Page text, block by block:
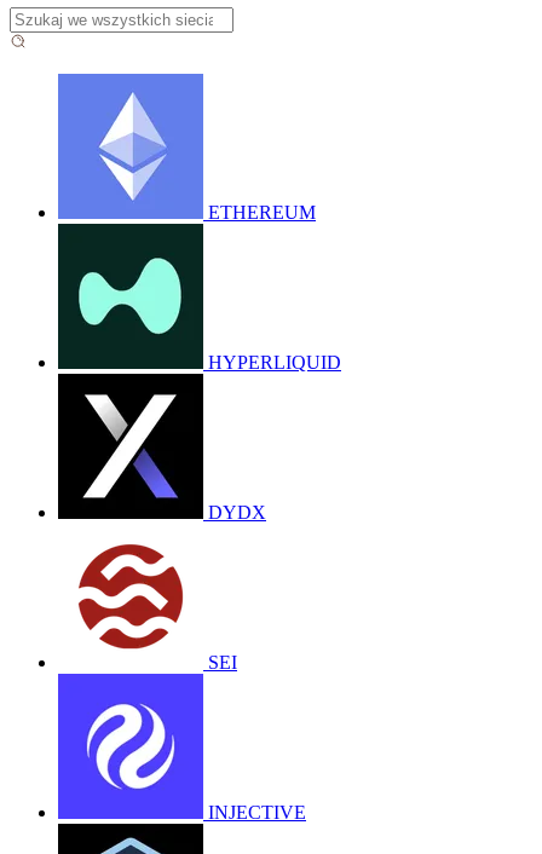
ETHEREUM
HYPERLIQUID
DYDX
SEI
INJECTIVE